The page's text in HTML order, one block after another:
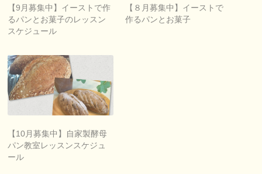
【9月募集中】イーストで作
るパンとお菓子のレッスン
スケジュール
【８月募集中】イーストで
作るパンとお菓子
【10月募集中】自家製酵母
パン教室レッスンスケジュ
ール